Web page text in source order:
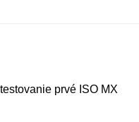
prvé ISO MX